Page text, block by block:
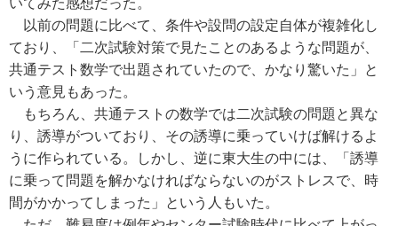
いてみた感想だった。
以前の問題に比べて、条件や設問の設定自体が複雑化し
ており、「二次試験対策で見たことのあるような問題が、
共通テスト数学で出題されていたので、かなり驚いた」と
いう意見もあった。
もちろん、共通テストの数学では二次試験の問題と異な
り、誘導がついており、その誘導に乗っていけば解けるよ
うに作られている。しかし、逆に東大生の中には、「誘導
に乗って問題を解かなければならないのがストレスで、時
間がかかってしまった」という人もいた。